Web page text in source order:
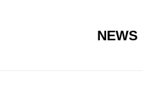
NEWS